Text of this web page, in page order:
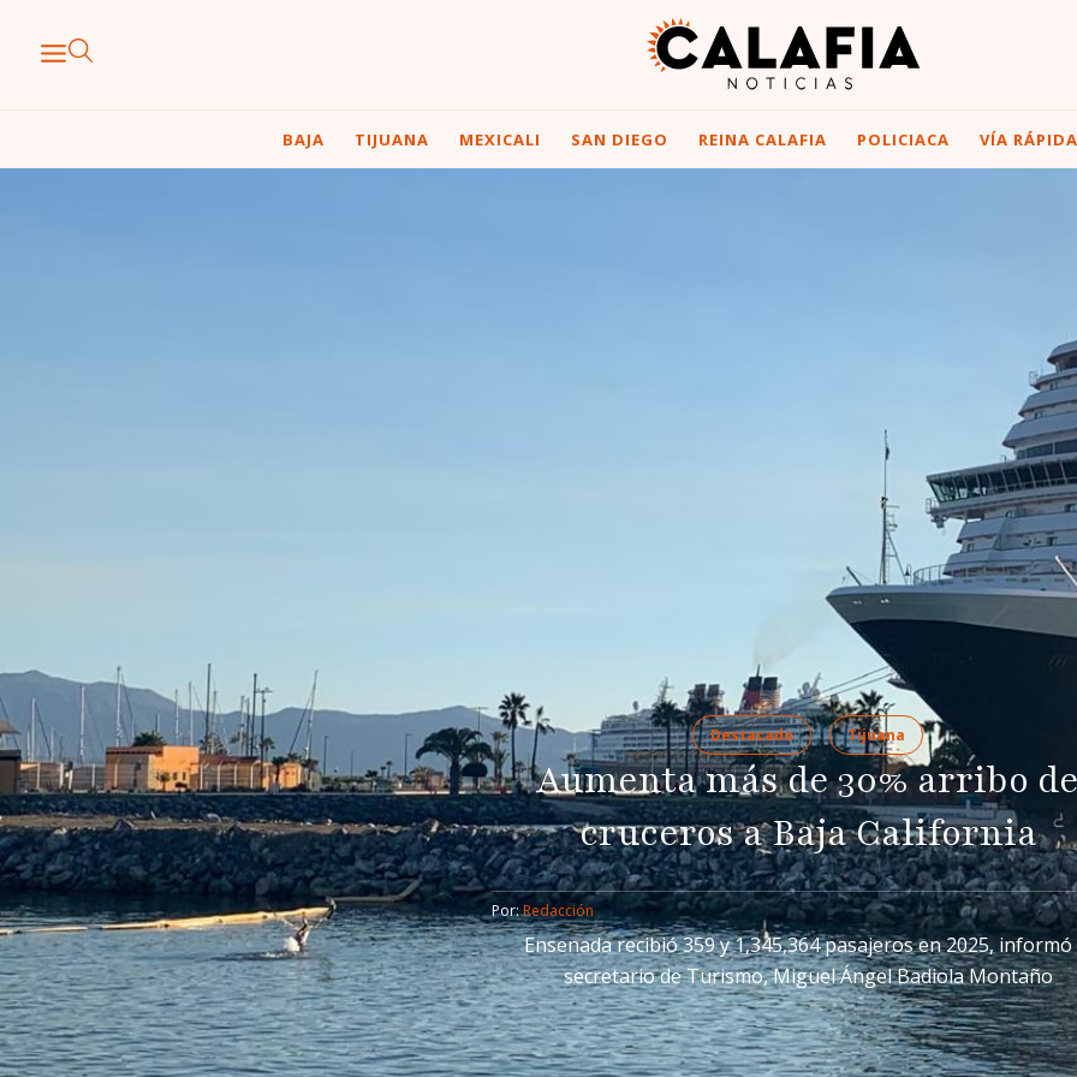
BAJA TIJUANA MEXICALI SAN DIEGO REINA CALAFIA POLICIACA VÍA RÁPIDA
Destacado Tijuana
Aumenta más de 30% arribo
cruceros a Baja California
Por: Redacción
Ensenada recibió 359 y 1,345,364 pasajeros en 2025, informó
secretario de Turismo, Miguel Ángel Badiola Montaño